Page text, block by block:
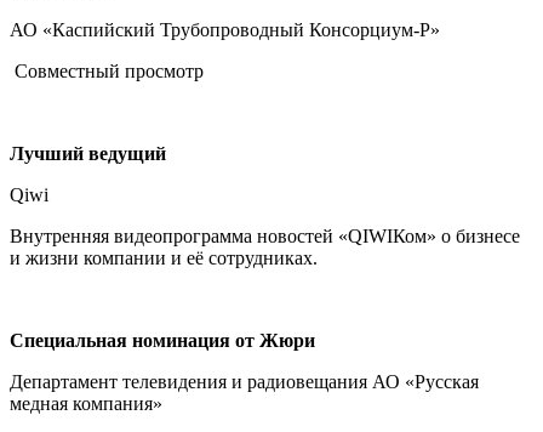
АО «Каспийский Трубопроводный Консорциум-Р»
Совместный просмотр
Лучший ведущий
Qiwi
Внутренняя видеопрограмма новостей «QIWIКом» о бизнесе
и жизни компании и её сотрудниках.
Специальная номинация от Жюри
Департамент телевидения и радиовещания АО «Русская
медная компания»